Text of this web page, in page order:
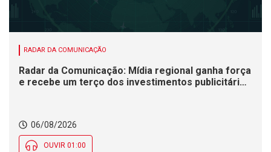
RADAR DA COMUNICAÇÃO
Radar da Comunicação: Mídia regional ganha força
e recebe um terço dos investimentos publicitários
06/08/2026
OUVIR 01:00